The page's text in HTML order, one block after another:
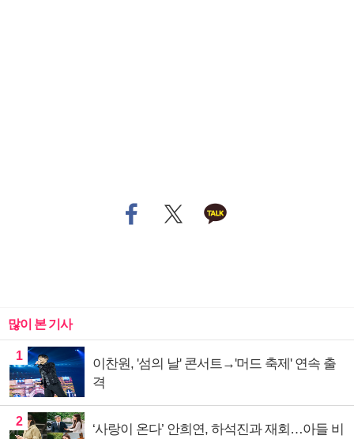
많이 본 기사
1
이찬원, '섬의 날' 콘서트→'머드 축제' 연속 출
격
2
‘사랑이 온다’ 안희연, 하석진과 재회…아들 비